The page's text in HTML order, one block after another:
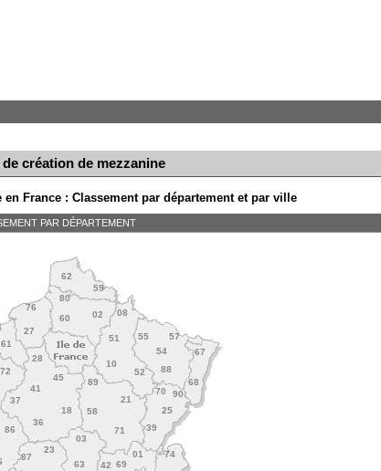
de création de mezzanine
France : Classement par département et par ville
PAR DÉPARTEMENT
01
02
03
08
10
18
21
23
25
27
28
36
37
39
41
42
45
51
52
54
55 57
58
59
60
61
62
63
67
68
69
70
71
72
74
76
80
86
87
88
89
90